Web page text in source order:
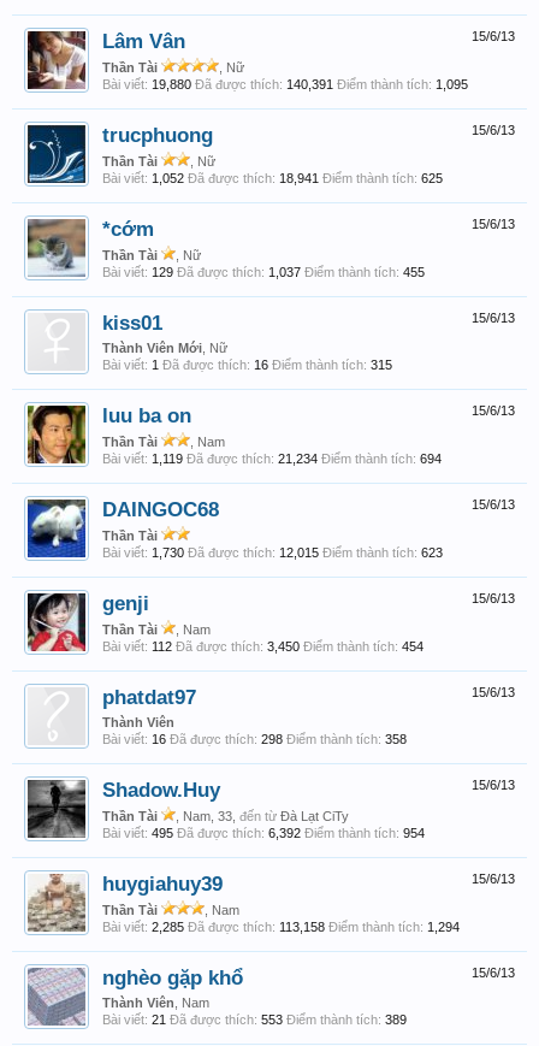
15/6/13
Lâm Vân
Thần Tài
, Nữ
Bài viết: 19,880 Đã được thích: 140,391 Điểm thành tích: 1,095
15/6/13
trucphuong
Thần Tài
, Nữ
Bài viết: 1,052 Đã được thích: 18,941 Điểm thành tích: 625
15/6/13
*cớm
Thần Tài
, Nữ
Bài viết: 129 Đã được thích: 1,037 Điểm thành tích: 455
15/6/13
kiss01
Thành Viên Mới , Nữ
Bài viết: 1 Đã được thích: 16 Điểm thành tích: 315
15/6/13
luu ba on
Thần Tài
, Nam
Bài viết: 1,119 Đã được thích: 21,234 Điểm thành tích: 694
15/6/13
DAINGOC68
Thần Tài
Bài viết: 1,730 Đã được thích: 12,015 Điểm thành tích: 623
15/6/13
genji
Thần Tài
, Nam
Bài viết: 112 Đã được thích: 3,450 Điểm thành tích: 454
15/6/13
phatdat97
Thành Viên
Bài viết: 16 Đã được thích: 298 Điểm thành tích: 358
15/6/13
Shadow.Huy
Thần Tài , Nam, 33, đến từ Đà Lạt CiTy
Bài viết: 495 Đã được thích: 6,392 Điểm thành tích: 954
15/6/13
huygiahuy39
Thần Tài
, Nam
Bài viết: 2,285 Đã được thích: 113,158 Điểm thành tích: 1,294
15/6/13
nghèo gặp khổ
Thành Viên , Nam
Bài viết: 21 Đã được thích: 553 Điểm thành tích: 389